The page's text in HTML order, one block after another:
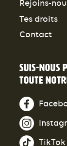
Rejoins-
Tes droits
Contact
Suis-nous
toute
TikTok